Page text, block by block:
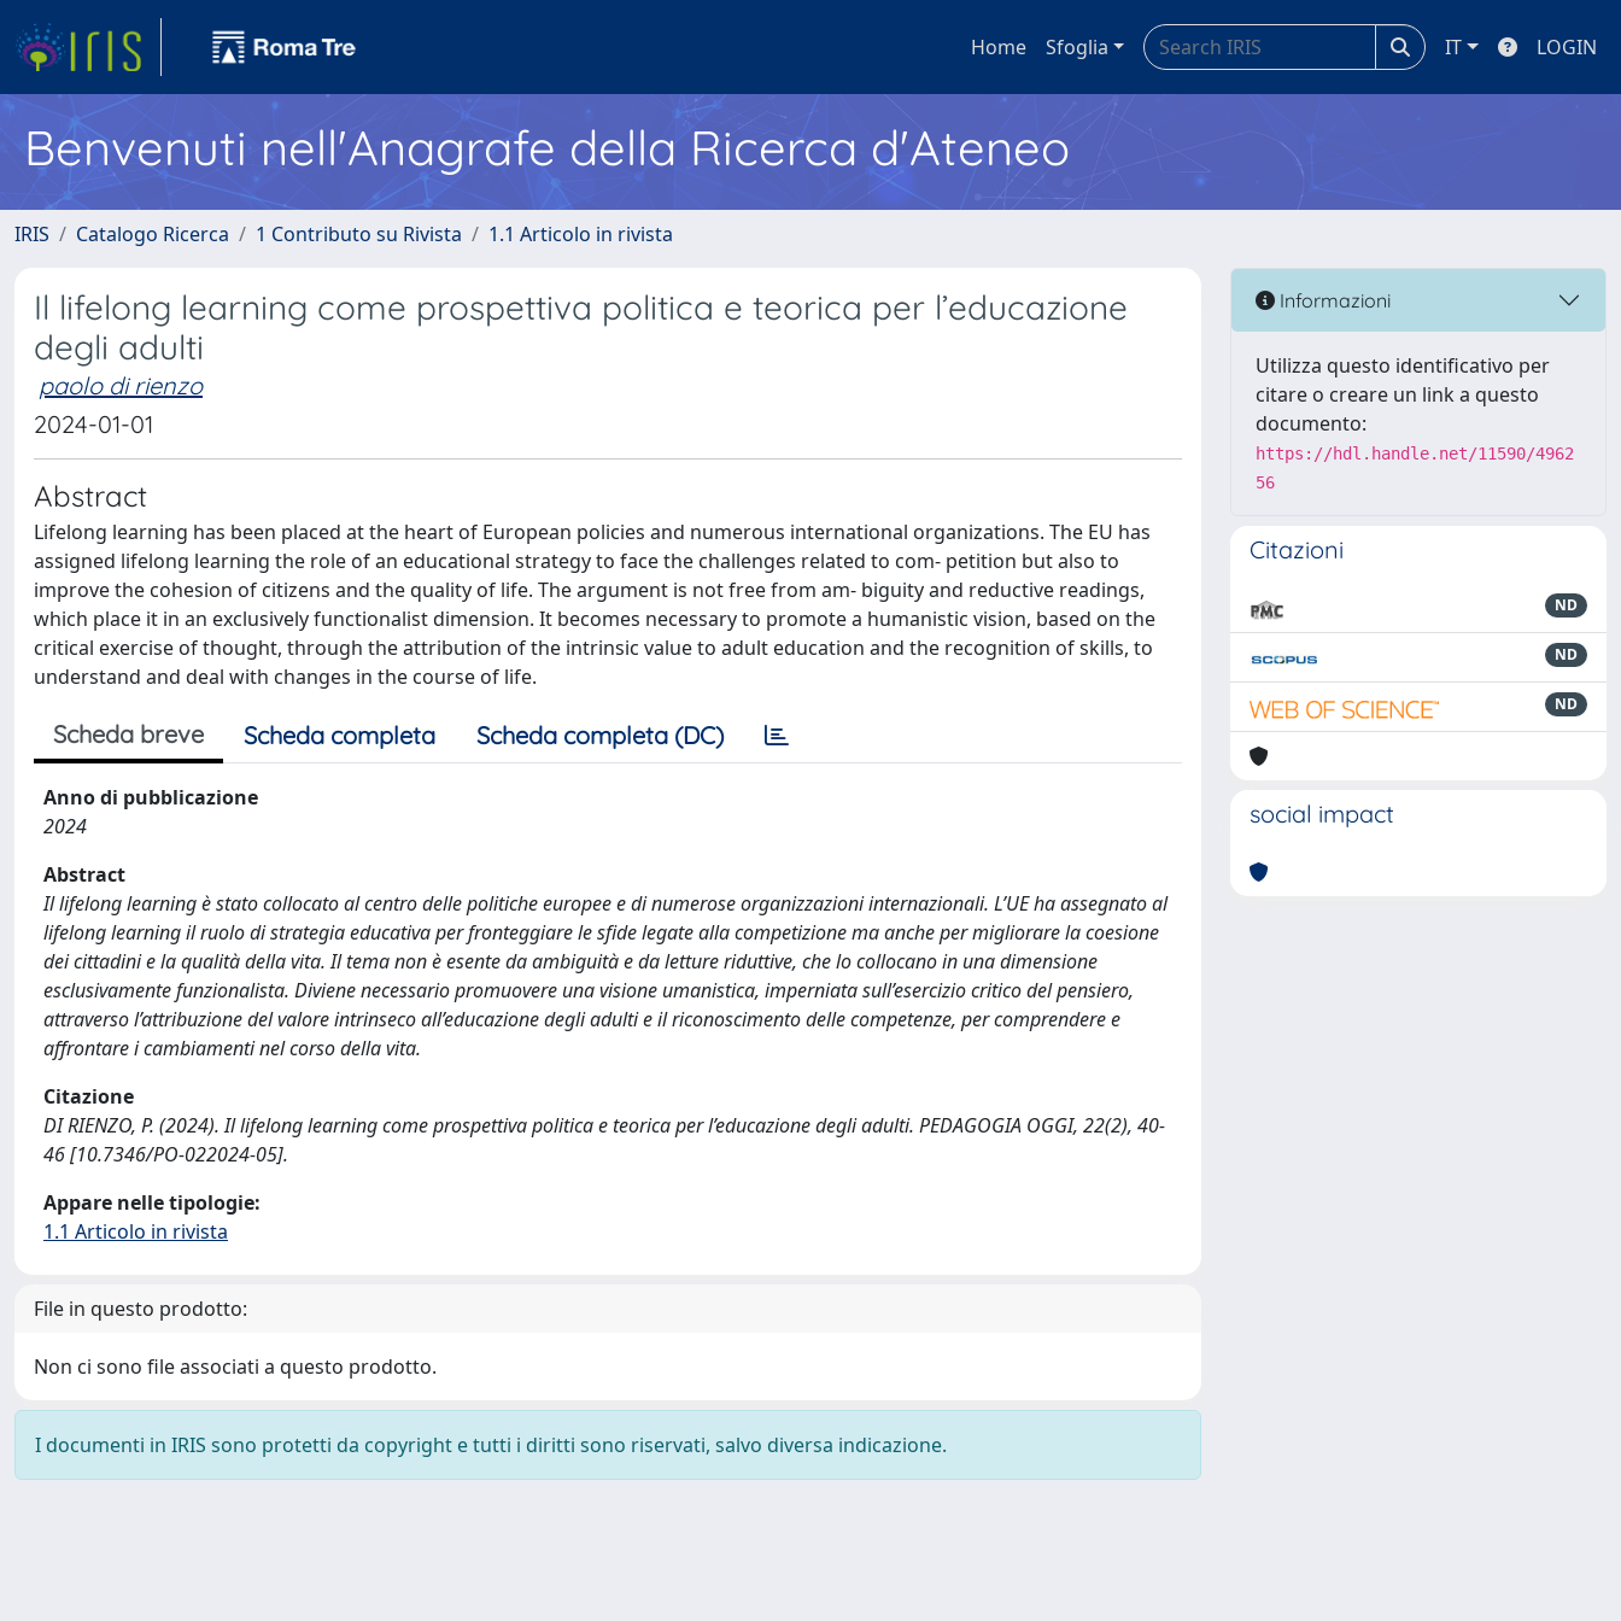
Home Sfoglia IT LOGIN
Benvenuti nell'Anagrafe della Ricerca d'Ateneo
IRIS Catalogo Ricerca 1 Contributo su Rivista 1.1 Articolo in rivista
Il lifelong learning come prospettiva politica e teorica per l’educazione
degli adulti
paolo di rienzo
2024-01-01
Abstract
Lifelong learning has been placed at the heart of European policies and numerous international organizations. The EU has
assigned lifelong learning the role of an educational strategy to face the challenges related to com- petition but also to
improve the cohesion of citizens and the quality of life. The argument is not free from am- biguity and reductive readings,
which place it in an exclusively functionalist dimension. It becomes necessary to promote a humanistic vision, based on the
critical exercise of thought, through the attribution of the intrinsic value to adult education and the recognition of skills, to
understand and deal with changes in the course of life.
Scheda breve Scheda completa Scheda completa (DC)
Anno di pubblicazione
2024
Abstract
Il lifelong learning è stato collocato al centro delle politiche europee e di numerose organizzazioni internazionali. L’UE ha assegnato al
lifelong learning il ruolo di strategia educativa per fronteggiare le sfide legate alla competizione ma anche per migliorare la coesione
dei cittadini e la qualità della vita. Il tema non è esente da ambiguità e da letture riduttive, che lo collocano in una dimensione
esclusivamente funzionalista. Diviene necessario promuovere una visione umanistica, imperniata sull’esercizio critico del pensiero,
attraverso l’attribuzione del valore intrinseco all’educazione degli adulti e il riconoscimento delle competenze, per comprendere e
affrontare i cambiamenti nel corso della vita.
Citazione
DI RIENZO, P. (2024). Il lifelong learning come prospettiva politica e teorica per l’educazione degli adulti. PEDAGOGIA OGGI, 22(2), 40-
46 [10.7346/PO-022024-05].
Appare nelle tipologie:
1.1 Articolo in rivista
File in questo prodotto:
Non ci sono file associati a questo prodotto.
I documenti in IRIS sono protetti da copyright e tutti i diritti sono riservati, salvo diversa indicazione.
Informazioni
Utilizza questo identificativo per
citare o creare un link a questo
documento:
https://hdl.handle.net/11590/4962
56
Citazioni
ND
ND
ND
social impact